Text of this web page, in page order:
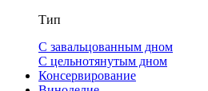
Тип
С завальцованным дном
С цельнотянутым дном
Консервирование